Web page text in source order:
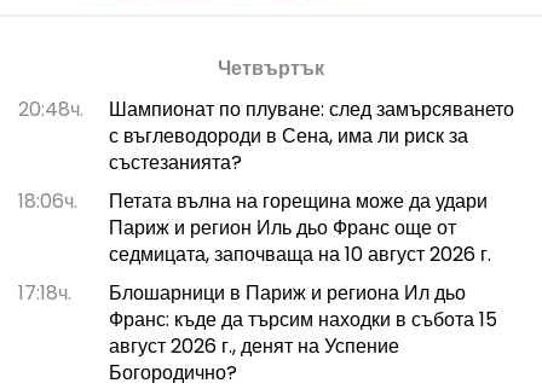
Четвъртък
20:48ч.
Шампионат по плуване: след замърсяването
с въглеводороди в Сена, има ли риск за
състезанията?
18:06ч.
Петата вълна на горещина може да удари
Париж и регион Иль дьо Франс още от
седмицата, започваща на 10 август 2026 г.
17:18ч.
Блошарници в Париж и региона Ил дьо
Франс: къде да търсим находки в събота 15
август 2026 г., денят на Успение
Богородично?